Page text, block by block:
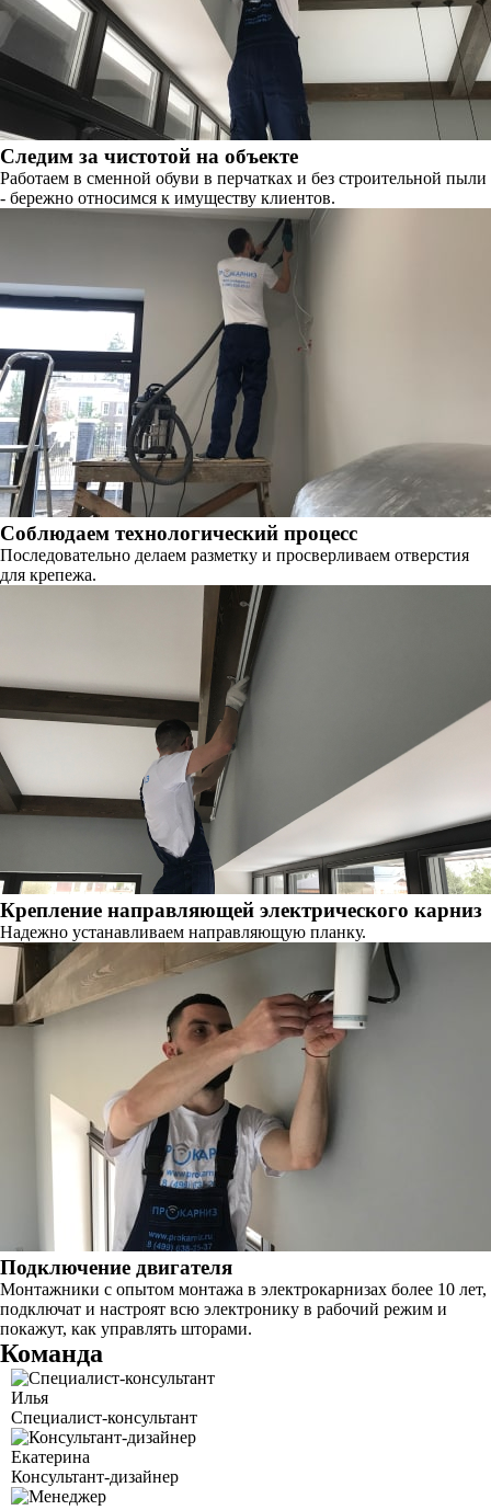
Следим за чистотой на объекте
Работаем в сменной обуви в перчатках и без строительной пыли
- бережно относимся к имуществу клиентов.
Соблюдаем технологический процесс
Последовательно делаем разметку и просверливаем отверстия
для крепежа.
Крепление направляющей электрического карниз
Надежно устанавливаем направляющую планку.
Подключение двигателя
Монтажники с опытом монтажа в электрокарнизах более 10 лет,
подключат и настроят всю электронику в рабочий режим и
покажут, как управлять шторами.
Команда
Илья
Специалист-консультант
Екатерина
Консультант-дизайнер